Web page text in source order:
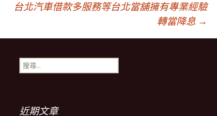
章
導
覽
列
台北汽車借款多服務等台北當舖擁有專業經驗
轉當降息 →
搜
尋
近期文章